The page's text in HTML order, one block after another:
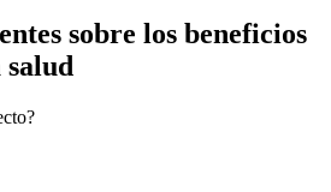
sobre los beneficios